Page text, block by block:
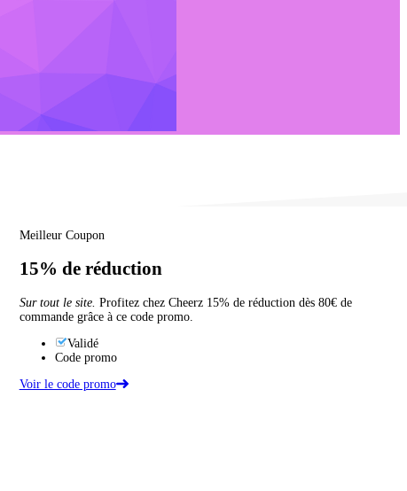
Meilleur Coupon
15% de réduction
Sur tout le site. Profitez chez Cheerz 15% de réduction dès 80€ de
commande grâce à ce code promo.
Validé
Code promo
Voir le code promo